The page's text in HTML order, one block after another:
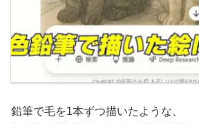
鉛筆で毛を1本ずつ描いたような、